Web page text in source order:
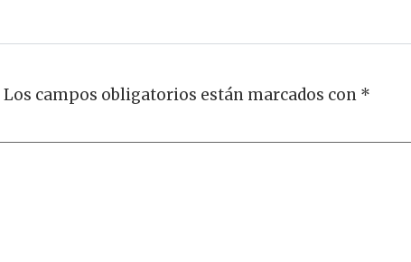
Los campos obligatorios están marcados con *